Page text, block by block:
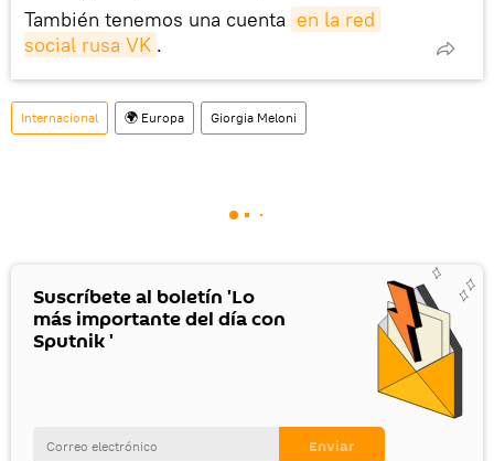
También tenemos una cuenta en la red
social rusa VK .
Internacional 🌍 Europa Giorgia Meloni
Suscríbete al boletín 'Lo
más importante del día con
Sputnik '